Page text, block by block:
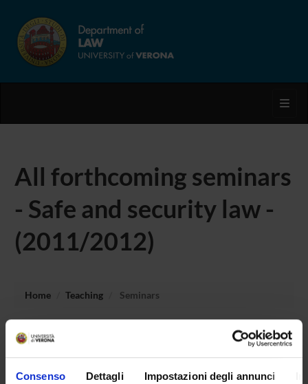
Consenso Dettagli Impostazioni degli annunci
All forthcoming seminars
- Safe and security law -
(2011/2012)
Home Teaching Seminars
No recent seminar found relating to teaching Safe and